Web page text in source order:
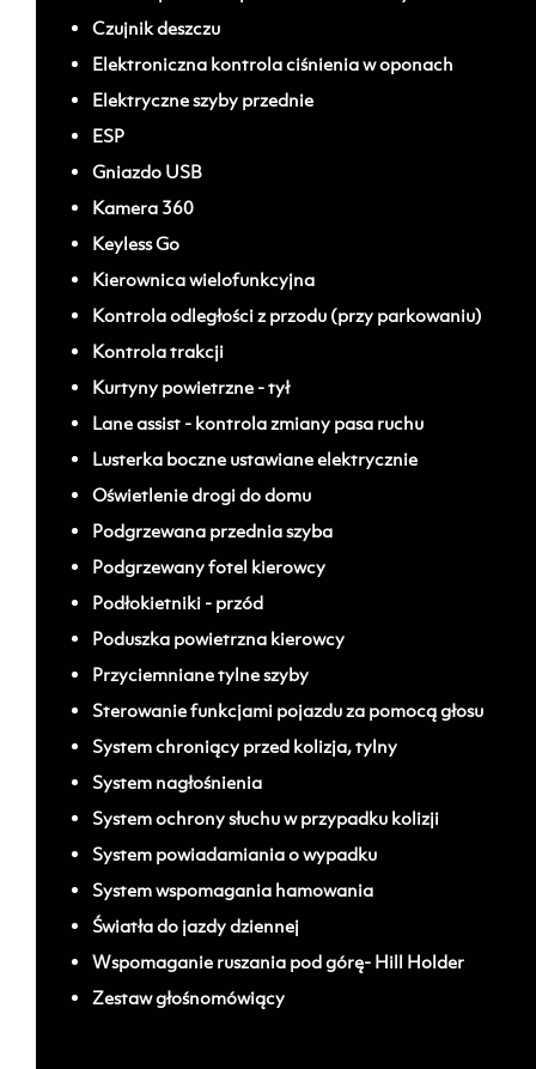
Czujnik deszczu
Elektroniczna kontrola ciśnienia w oponach
Elektryczne szyby przednie
ESP
Gniazdo USB
Kamera 360
Keyless Go
Kierownica wielofunkcyjna
Kontrola odległości z przodu (przy parkowaniu)
Kontrola trakcji
Kurtyny powietrzne - tył
Lane assist - kontrola zmiany pasa ruchu
Lusterka boczne ustawiane elektrycznie
Oświetlenie drogi do domu
Podgrzewana przednia szyba
Podgrzewany fotel kierowcy
Podłokietniki - przód
Poduszka powietrzna kierowcy
Przyciemniane tylne szyby
Sterowanie funkcjami pojazdu za pomocą głosu
System chroniący przed kolizja, tylny
System nagłośnienia
System ochrony słuchu w przypadku kolizji
System powiadamiania o wypadku
System wspomagania hamowania
Światła do jazdy dziennej
Wspomaganie ruszania pod górę- Hill Holder
Zestaw głośnomówiący